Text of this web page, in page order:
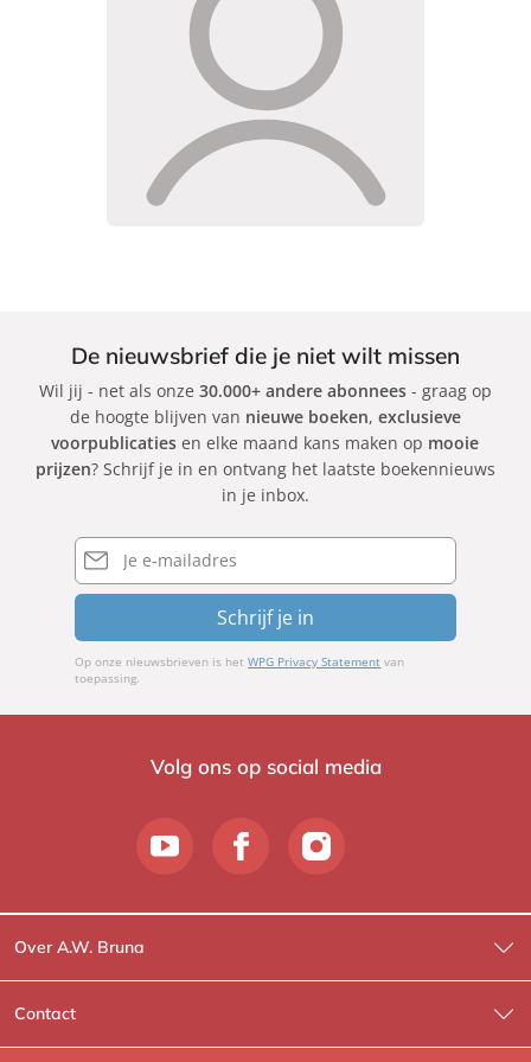
De nieuwsbrief die je niet wilt missen
Wil jij - net als onze 30.000+ andere abonnees- graag op
de hoogte blijven van nieuwe boeken, exclusieve
voorpublicaties en elke maand kans maken op mooie
prijzen? Schrijf je in en ontvang het laatste boekennieuws
in je inbox.
E-
mailadres
Schrijf je in
Op onze nieuwsbrieven is hetWPG Privacy Statement van
toepassing.
Volg ons op social media
Over A.W. Bruna
Wat wij doen
Wie is Wie?
Contact
Contactinformatie